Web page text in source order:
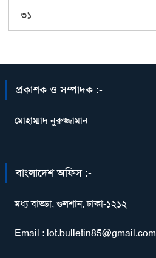
৩১
প্রকাশক ও সম্পাদক :-
মোহাম্মাদ নুরুজ্জামান
বাংলাদেশ অফিস :-
মধ্য বাড্ডা, গুলশান, ঢাকা-১২১২
Email : lot.bulletin85@gmail.com